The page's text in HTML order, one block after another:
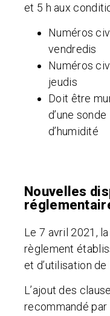
et 5 h aux
Numéros
vendredis
Numéros
jeudis
Doit être
d’une sonde
d’humidité
Nouvelles
Le 7 avril 2021,
règlement
et d’utilisation de
L’ajout des
recommandé